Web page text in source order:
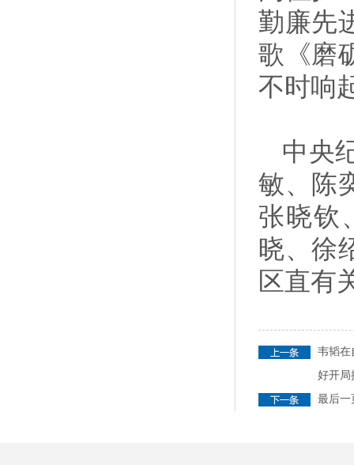
勤廉先
歌《磨
不时响
中央
敏、陈
张晓钦
晓、徐
区直有
韦韬在
好开局
最后一